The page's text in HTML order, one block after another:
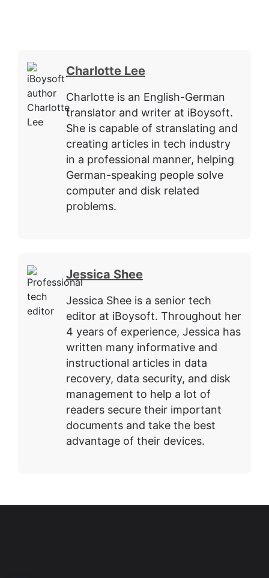
Charlotte Lee
Charlotte is an English-German
translator and writer at iBoysoft.
She is capable of stranslating and
creating articles in tech industry
in a professional manner, helping
German-speaking people solve
computer and disk related
problems.
Jessica Shee
Jessica Shee is a senior tech
editor at iBoysoft. Throughout her
4 years of experience, Jessica has
written many informative and
instructional articles in data
recovery, data security, and disk
management to help a lot of
readers secure their important
documents and take the best
advantage of their devices.